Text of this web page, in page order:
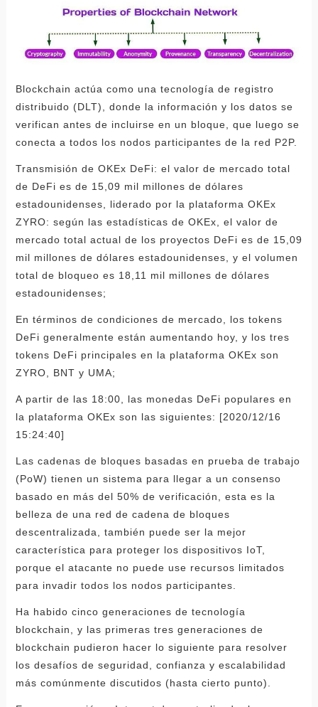
Blockchain actúa como una tecnología de registro
distribuido (DLT), donde la información y los datos se
verifican antes de incluirse en un bloque, que luego se
conecta a todos los nodos participantes de la red P2P.
Transmisión de OKEx DeFi: el valor de mercado total
de DeFi es de 15,09 mil millones de dólares
estadounidenses, liderado por la plataforma OKEx
ZYRO: según las estadísticas de OKEx, el valor de
mercado total actual de los proyectos DeFi es de 15,09
mil millones de dólares estadounidenses, y el volumen
total de bloqueo es 18,11 mil millones de dólares
estadounidenses;
En términos de condiciones de mercado, los tokens
DeFi generalmente están aumentando hoy, y los tres
tokens DeFi principales en la plataforma OKEx son
ZYRO, BNT y UMA;
A partir de las 18:00, las monedas DeFi populares en
la plataforma OKEx son las siguientes: [2020/12/16
15:24:40]
Las cadenas de bloques basadas en prueba de trabajo
(PoW) tienen un sistema para llegar a un consenso
basado en más del 50% de verificación, esta es la
belleza de una red de cadena de bloques
descentralizada, también puede ser la mejor
característica para proteger los dispositivos IoT,
porque el atacante no puede use recursos limitados
para invadir todos los nodos participantes.
Ha habido cinco generaciones de tecnología
blockchain, y las primeras tres generaciones de
blockchain pudieron hacer lo siguiente para resolver
los desafíos de seguridad, confianza y escalabilidad
más comúnmente discutidos (hasta cierto punto).